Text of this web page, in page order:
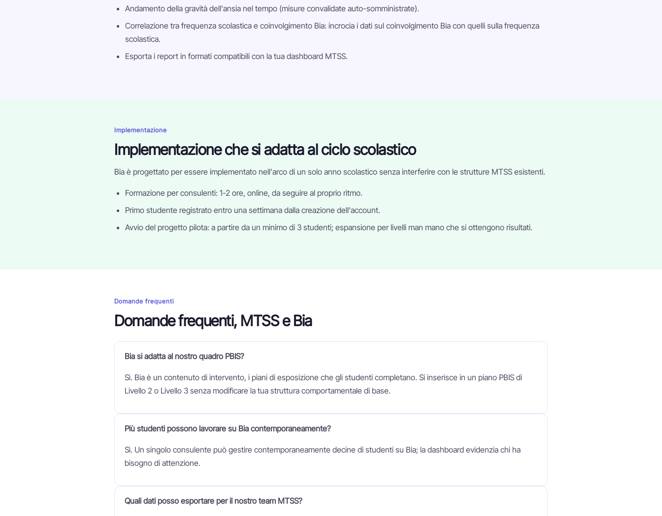
Andamento della gravità dell'ansia nel tempo (misure convalidate auto-somministrate).
Correlazione tra frequenza scolastica e coinvolgimento Bia: incrocia i dati sul coinvolgimento Bia con quelli sulla frequenza
scolastica.
Esporta i report in formati compatibili con la tua dashboard MTSS.
Implementazione
Implementazione che si adatta al ciclo scolastico
Bia è progettato per essere implementato nell'arco di un solo anno scolastico senza interferire con le strutture MTSS esistenti.
Formazione per consulenti: 1-2 ore, online, da seguire al proprio ritmo.
Primo studente registrato entro una settimana dalla creazione dell'account.
Avvio del progetto pilota: a partire da un minimo di 3 studenti; espansione per livelli man mano che si ottengono risultati.
Domande frequenti
Domande frequenti, MTSS e Bia
Bia si adatta al nostro quadro PBIS?
Sì. Bia è un contenuto di intervento, i piani di esposizione che gli studenti completano. Si inserisce in un piano PBIS di
Livello 2 o Livello 3 senza modificare la tua struttura comportamentale di base.
Più studenti possono lavorare su Bia contemporaneamente?
Sì. Un singolo consulente può gestire contemporaneamente decine di studenti su Bia; la dashboard evidenzia chi ha
bisogno di attenzione.
Quali dati posso esportare per il nostro team MTSS?